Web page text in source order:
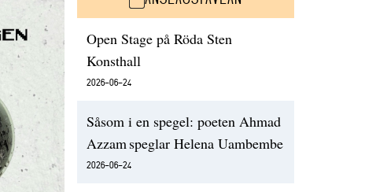
Open Stage på Röda Sten
Konsthall
2026-06-24
Såsom i en spegel: poeten Ahmad
Azzam speglar Helena Uambembe
2026-06-24